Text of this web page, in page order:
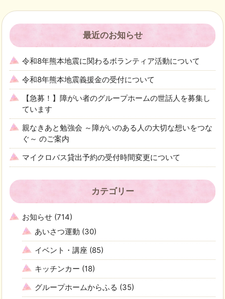
最近のお知らせ
令和8年熊本地震に関わるボランティア活動について
令和8年熊本地震義援金の受付について
【急募！】障がい者のグループホームの世話人を募集し
ています
親なきあと勉強会 ～障がいのある人の大切な想いをつな
ぐ～ のご案内
マイクロバス貸出予約の受付時間変更について
カテゴリー
お知らせ (714)
あいさつ運動 (30)
イベント・講座 (85)
キッチンカー (18)
グループホームからふる (35)